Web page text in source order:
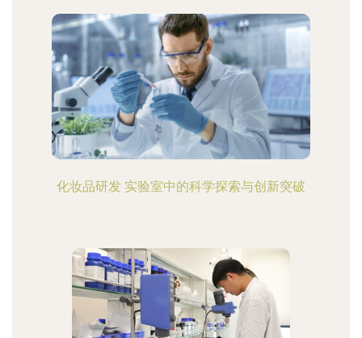
化妆品研发 实验室中的科学探索与创新突破